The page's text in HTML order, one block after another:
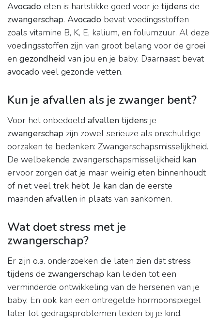
Avocado eten is hartstikke goed voor je tijdens de
zwangerschap. Avocado bevat voedingsstoffen
zoals vitamine B, K, E, kalium, en foliumzuur. Al deze
voedingsstoffen zijn van groot belang voor de groei
en gezondheid van jou en je baby. Daarnaast bevat
avocado veel gezonde vetten.
Kun je afvallen als je zwanger bent?
Voor het onbedoeld afvallen tijdens je
zwangerschap zijn zowel serieuze als onschuldige
oorzaken te bedenken: Zwangerschapsmisselijkheid.
De welbekende zwangerschapsmisselijkheid kan
ervoor zorgen dat je maar weinig eten binnenhoudt
of niet veel trek hebt. Je kan dan de eerste
maanden afvallen in plaats van aankomen.
Wat doet stress met je
zwangerschap?
Er zijn o.a. onderzoeken die laten zien datstress
tijdens de zwangerschap kan leiden tot een
verminderde ontwikkeling van de hersenen van je
baby. En ook kan een ontregelde hormoonspiegel
later tot gedragsproblemen leiden bij je kind.